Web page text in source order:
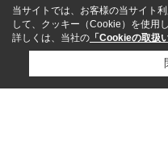
当サイトでは、お客様の当サイト
して、クッキー（Cookie）を使用し
詳しくは、当社の 「Cookieの取扱